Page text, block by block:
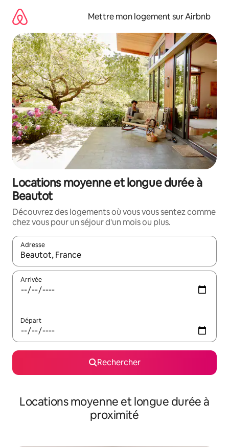
directement
contenu
Mettre mon logement sur Airbnb
Locations moyenne et longue durée à
Beautot
Découvrez des logements où vous vous sentez comme
chez vous pour un séjour d'un mois ou plus.
Adresse
Lorsque les résultats s'affichent, utilisez les flèches vers le
Arrivée
Départ
Rechercher
Locations moyenne et longue durée à
proximité